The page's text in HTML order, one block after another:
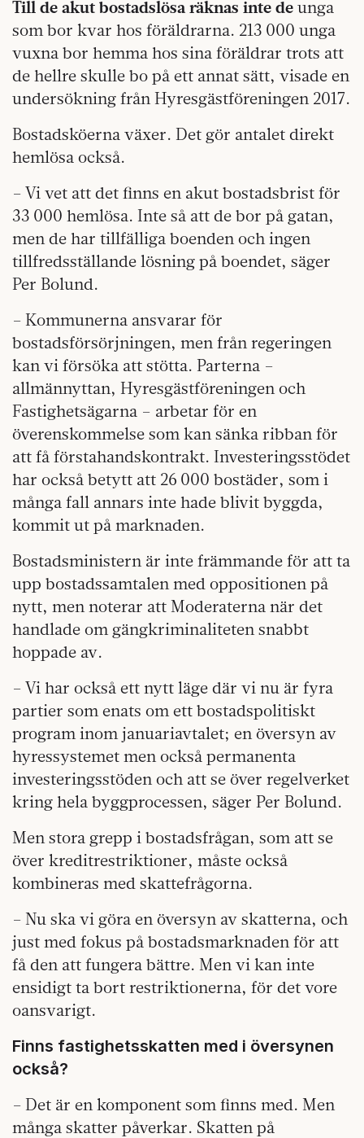
Till de akut bostadslösa räknas inte de unga
som bor kvar hos föräldrarna. 213 000 unga
vuxna bor hemma hos sina föräldrar trots att
de hellre skulle bo på ett annat sätt, visade en
undersökning från Hyresgästföreningen 2017.
Bostadsköerna växer. Det gör antalet direkt
hemlösa också.
– Vi vet att det finns en akut bostadsbrist för
33 000 hemlösa. Inte så att de bor på gatan,
men de har tillfälliga boenden och ingen
tillfredsställande lösning på boendet, säger
Per Bolund.
– Kommunerna ansvarar för
bostadsförsörjningen, men från regeringen
kan vi försöka att stötta. Parterna –
allmännyttan, Hyresgästföreningen och
Fastighetsägarna – arbetar för en
överenskommelse som kan sänka ribban för
att få förstahandskontrakt. Investeringsstödet
har också betytt att 26 000 bostäder, som i
många fall annars inte hade blivit byggda,
kommit ut på marknaden.
Bostadsministern är inte främmande för att ta
upp bostadssamtalen med oppositionen på
nytt, men noterar att Moderaterna när det
handlade om gängkriminaliteten snabbt
hoppade av.
– Vi har också ett nytt läge där vi nu är fyra
partier som enats om ett bostadspolitiskt
program inom januariavtalet; en översyn av
hyressystemet men också permanenta
investeringsstöden och att se över regelverket
kring hela byggprocessen, säger Per Bolund.
Men stora grepp i bostadsfrågan, som att se
över kreditrestriktioner, måste också
kombineras med skattefrågorna.
– Nu ska vi göra en översyn av skatterna, och
just med fokus på bostadsmarknaden för att
få den att fungera bättre. Men vi kan inte
ensidigt ta bort restriktionerna, för det vore
oansvarigt.
Finns fastighetsskatten med i översynen
också?
– Det är en komponent som finns med. Men
många skatter påverkar. Skatten på